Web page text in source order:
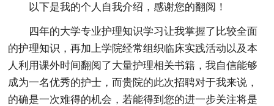
以下是我的个人自我介绍，感谢您的翻阅！
四年的大学专业护理知识学习让我掌握了比较全面
的护理知识，再加上学院经常组织临床实践活动以及本
人利用课外时间翻阅了大量护理相关书籍，我自信能够
成为一名优秀的护士，而贵院的此次招聘对于我来说，
的确是一次难得的机会，若能得到您的进一步关注将是